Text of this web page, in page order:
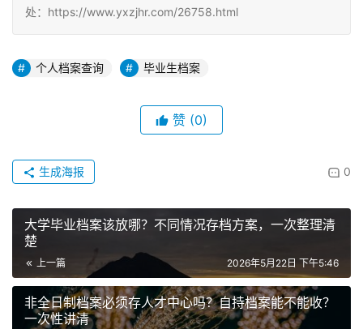
处：https://www.yxzjhr.com/26758.html
个人档案查询 毕业生档案
赞 (0)
0
生成海报
大学毕业档案该放哪？不同情况存档方案，一次整理清
楚
上一篇 2026年5月22日 下午5:46
非全日制档案必须存人才中心吗？自持档案能不能收？
一次性讲清